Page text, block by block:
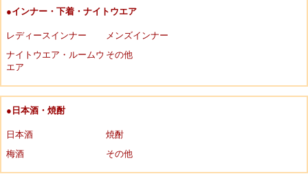
●インナー・下着・ナイトウエア
レディースインナー
メンズインナー
ナイトウエア・ルームウ
エア
その他
●日本酒・焼酎
日本酒
焼酎
梅酒
その他